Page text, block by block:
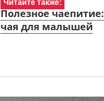
Читайте также:
Полезное
чая для малышей